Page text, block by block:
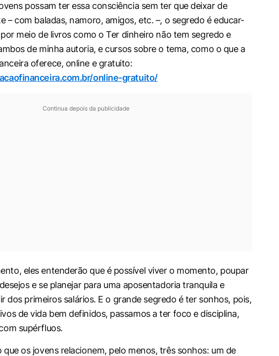
possam ter essa consciência sem ter que deixar de
– com baladas, namoro, amigos, etc. –, o segredo é educar-
meio de livros como oTer dinheiro não tem segredo e
de minha autoria, e cursos sobre o tema, como o que a
oferece, online e gratuito:
online-gratuito/
Continua depois da publicidade
eles entenderão que é possível viver o momento, poupar
e se planejar para uma aposentadoria tranquila e
dos primeiros salários. E o grande segredo é ter sonhos, pois,
de vida bem definidos, passamos a ter foco e disciplina,
supérfluos.
que os jovens relacionem, pelo menos, três sonhos: um de